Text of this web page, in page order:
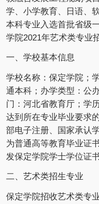
学、小学教育、日语、
本科专业入选首批省级
学院2021年艺术类专业
一、学校基本信息
学校名称：保定学院；
通本科；办学类型：公
门：河北省教育厅；学
达到所在专业毕业要求
部电子注册、国家承认
为普通高等教育毕业证
发保定学院学士学位证书
二、艺术类招生专业
保定学院招收艺术类专